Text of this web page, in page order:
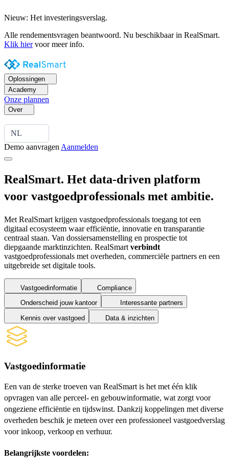
Nieuw: Het investeringsverslag.
Alle rendementsvragen beantwoord. Nu beschikbaar in RealSmart.
Klik hiervoor meer info.
Oplossingen
Academy
Onze plannen
Over
NL
Demo aanvragen Aanmelden
RealSmart. Het data-driven platform
voor vastgoedprofessionals met ambitie.
Met RealSmart krijgen vastgoedprofessionals toegang tot een
digitaal ecosysteem waar efficiëntie, innovatie en transparantie
centraal staan. Van dossiersamenstelling en prospectie tot
diepgaande marktinzichten. RealSmart verbindt
vastgoedprofessionals met overheden, commerciële partners en een
uitgebreide set digitale tools.
Vastgoedinformatie
Compliance
Onderscheid jouw kantoor
Interessante partners
Kennis over vastgoed
Data & inzichten
Vastgoedinformatie
Een van de sterke troeven van RealSmart is het met één klik
opvragen van alle perceel- en gebouwinformatie, wat zorgt voor
ongeziene efficiëntie en tijdswinst. Dankzij koppelingen met diverse
overheden beschik je meteen over een professioneel vastgoedverslag
voor inkoop, verkoop en verhuur.
Belangrijkste voordelen: